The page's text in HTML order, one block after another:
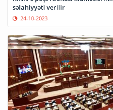
səlahiyyəti verilir
24-10-2023